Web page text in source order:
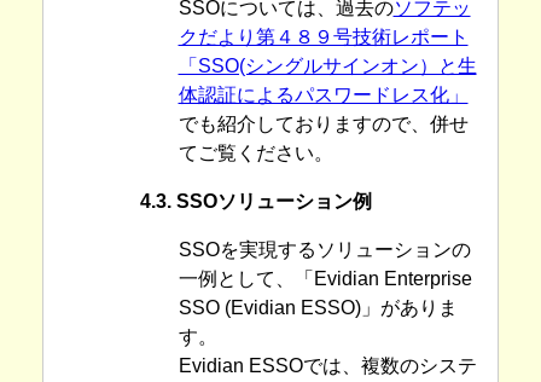
SSOについては、過去のソフテッ
クだより第４８９号技術レポート
「SSO(シングルサインオン）と生
体認証によるパスワードレス化」
でも紹介しておりますので、併せ
てご覧ください。
4.3. SSOソリューション例
SSOを実現するソリューションの
一例として、「Evidian Enterprise
SSO (Evidian ESSO)」がありま
す。
Evidian ESSOでは、複数のシステ